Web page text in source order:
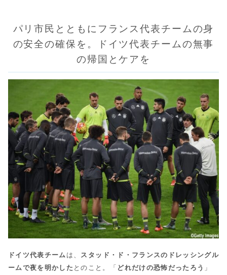
パリ市民とともにフランス代表チームの身
の安全の確保を。ドイツ代表チームの無事
の帰国とケアを
ドイツ代表チーム は、 スタッド・ド・フランスのドレッシングル
ームで夜を明かした とのこと。「 どれだけの恐怖だったろう 」